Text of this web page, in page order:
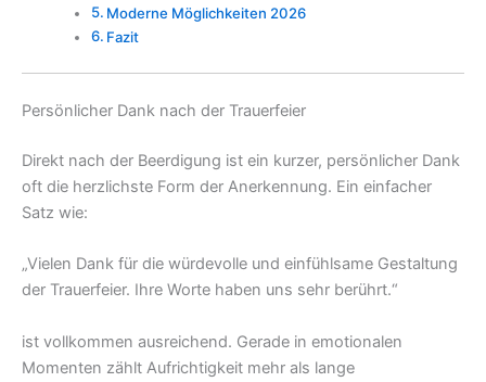
Moderne Möglichkeiten 2026
Fazit
Persönlicher Dank nach der Trauerfeier
Direkt nach der Beerdigung ist ein kurzer, persönlicher Dank
oft die herzlichste Form der Anerkennung. Ein einfacher
Satz wie:
„Vielen Dank für die würdevolle und einfühlsame Gestaltung
der Trauerfeier. Ihre Worte haben uns sehr berührt.“
ist vollkommen ausreichend. Gerade in emotionalen
Momenten zählt Aufrichtigkeit mehr als lange